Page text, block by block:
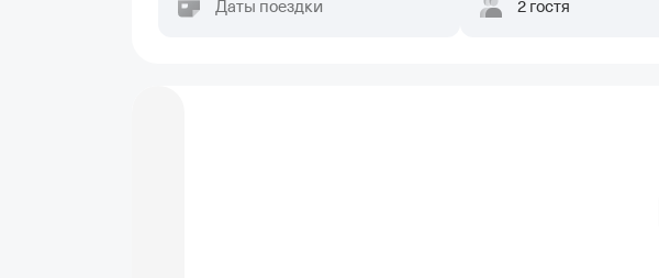
Даты поездки 2 гостя